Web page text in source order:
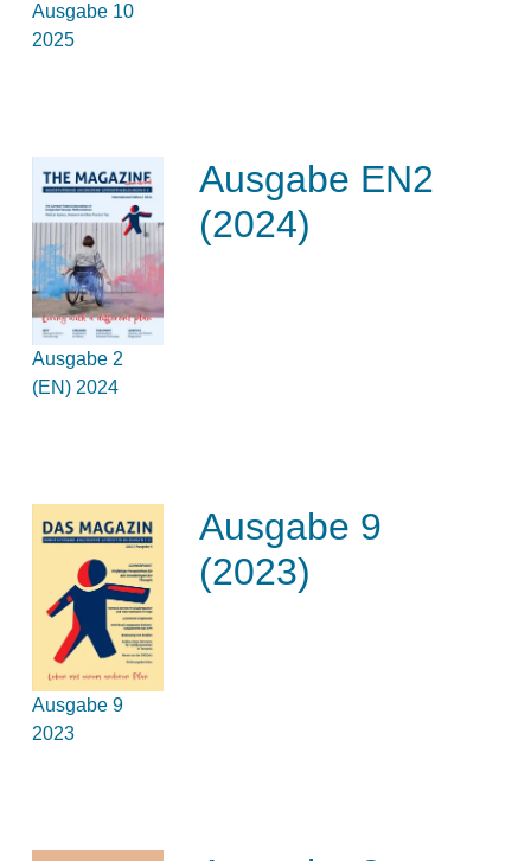
Ausgabe 10
2025
Ausgabe 2
(EN) 2024
Ausgabe EN2
(2024)
Ausgabe 9
2023
Ausgabe 9
(2023)